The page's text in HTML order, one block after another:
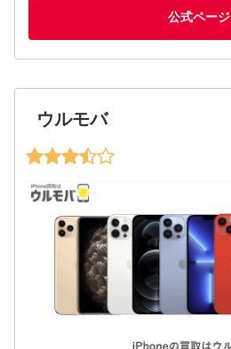
公式ページ
ウルモバ